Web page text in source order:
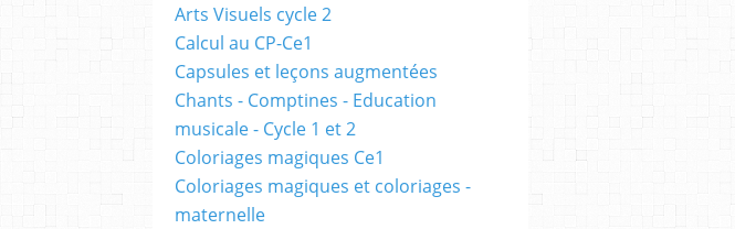
Arts Visuels cycle 2
Calcul au CP-Ce1
Capsules et leçons augmentées
Chants - Comptines - Education
musicale - Cycle 1 et 2
Coloriages magiques Ce1
Coloriages magiques et coloriages -
maternelle